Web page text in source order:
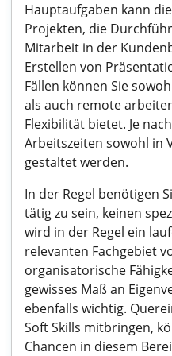
Hauptaufgaben kann
Projekten, die
Mitarbeit in der
Erstellen von
Fällen können Sie
als auch remote
Flexibilität bietet. Je
Arbeitszeiten sowohl in
gestaltet werden.
In der Regel benötigen
tätig zu sein, keinen
wird in der Regel ein
relevanten Fachgebiet
organisatorische
gewisses Maß an
ebenfalls wichtig.
Soft Skills mitbringen,
Chancen in diesem